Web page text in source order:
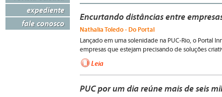
expediente
fale conosco
Encurtando distâncias entre
Nathalia Toledo - Do Portal
Lançado em uma solenidade na PUC-Rio, o Portal
empresas que estejam precisando de soluções
Leia
PUC por um dia reúne mais de seis